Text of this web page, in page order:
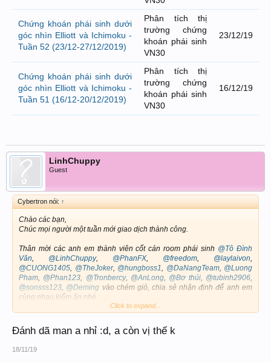
Chứng khoán phái sinh dưới
góc nhìn Elliott và Ichimoku -
Tuần 52 (23/12-27/12/2019)
Phân tích thị
trường chứng
khoán phái sinh
VN30
23/12/19
Chứng khoán phái sinh dưới
góc nhìn Elliott và Ichimoku -
Tuần 51 (16/12-20/12/2019)
Phân tích thị
trường chứng
khoán phái sinh
VN30
16/12/19
LinhChuppy
Guest
Cybertron nói: ↑
Chào các bạn,
Chúc mọi người một tuần mới giao dịch thành công.
Thân mời các anh em thành viên cốt cán room phái sinh @Tô Đình
Văn, @LinhChuppy, @PhanFX, @freedom, @laylaivon,
@CUONG1405, @TheJoker, @hungboss1, @DaNangTeam, @Luong
Pham, @Phan123, @Tronbercy, @AnLong, @Bơ thúi, @tubinh2906,
@sonsss123, @Deming vào chém gió, chia sẻ nhận định để anh em
cùng nhau kiếm ăn nhé.
View attachment 10366
Click to expand...
Đánh dã man a nhỉ :d, a còn vị thế k
18/11/19